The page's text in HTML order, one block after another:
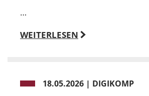
…
WEITERLESEN
18.05.2026 | DIGIKOMP